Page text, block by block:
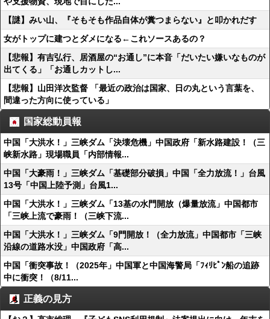
【謎】みい山、『そもそも作品自体が糞つまらない』と叩かれだす
女がトップに建つとダメになる←これソースあるの？
【悲報】有吉弘行、居酒屋の“お通し”に本音「だいたい嫌いなものが
出てくる」「お通しカットし...
【悲報】山田洋次監督 「最近の政治は国家、日の丸という言葉を、
間違った方向に使っている」
国家総動員報
中国「大洪水！」三峡ダム「決壊危機」中国政府「新水路建設！（三
峡新水路」現場職員「内部情報...
中国「大豪雨！」三峡ダム「基礎部分破損」中国「全力放流！」台風
13号「中国上陸予測」台風1...
中国「大洪水！」三峡ダム「13基の水門開放（爆量放流」中国都市
「三峡上流で豪雨！（三峡下流...
中国「大洪水！」三峡ダム「9門開放！（全力放流」中国都市「三峡
沿線の道路水没」中国政府「高...
中国「衝突事故！（2025年」中国軍と中国海警局「ﾌｨﾘﾋﾟﾝ船の追跡
中に衝突！（8/11...
正義の見方